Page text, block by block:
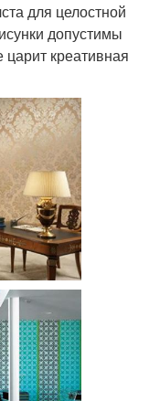
для целостной
допустимы
царит креативная